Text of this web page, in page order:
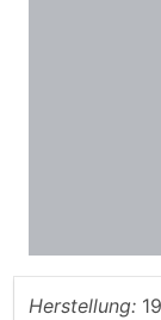
Herstellung: